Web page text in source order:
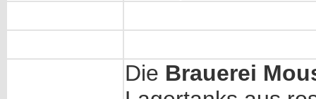
Die Brauerei